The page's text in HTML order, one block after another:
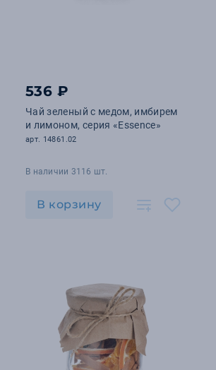
536 ₽
Чай зеленый с медом, имбирем
и лимоном, серия «Essence»
арт. 14861.02
В наличии 3116 шт.
В корзину